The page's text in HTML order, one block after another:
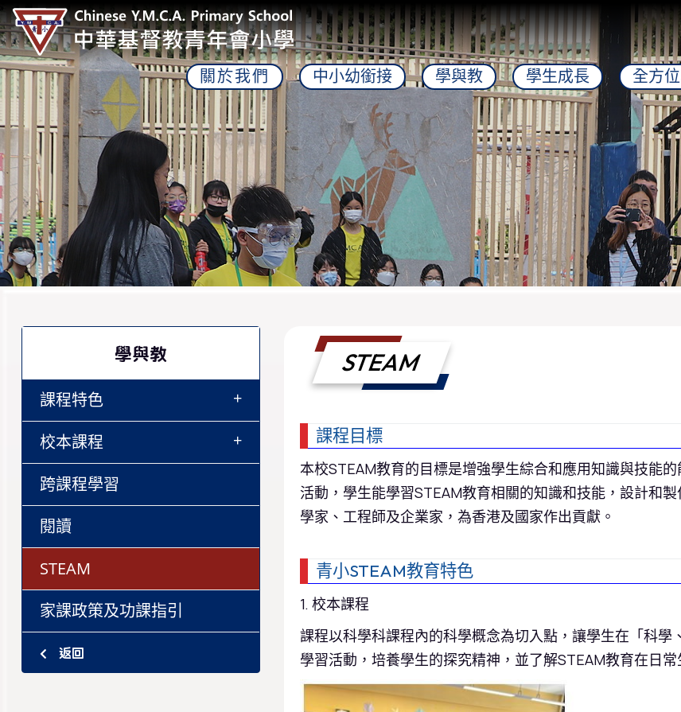
關於我們 中小幼銜接 學與教 學生成長 全方
學與教
課程特色 +
校本課程 +
跨課程學習
閱讀
STEAM
家課政策及功課指引
返回
STEAM
課程目標
本校STEAM教育的目標是增強學生綜合和應用知識與技能
活動，學生能學習STEAM教育相關的知識和技能，設計和
學家、工程師及企業家，為香港及國家作出貢獻。
青小STEAM教育特色
1. 校本課程
課程以科學科課程內的科學概念為切入點，讓學生在「科
學習活動，培養學生的探究精神，並了解STEAM教育在日